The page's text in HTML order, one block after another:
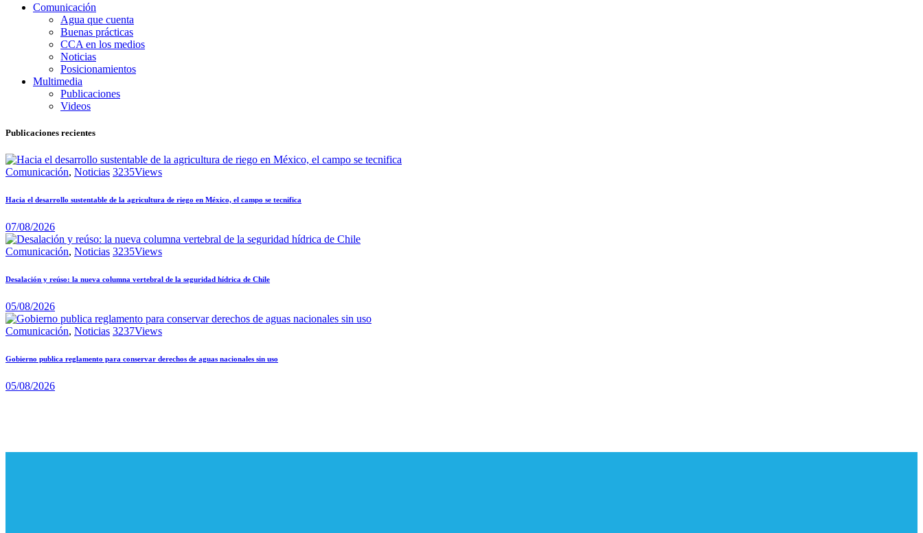
Comunicación
Agua que cuenta
Buenas prácticas
CCA en los medios
Noticias
Posicionamientos
Multimedia
Publicaciones
Videos
Publicaciones recientes
Comunicación, Noticias 3235Views
Hacia el desarrollo sustentable de la agricultura de riego en México, el campo se tecnifica
07/08/2026
Comunicación, Noticias 3235Views
Desalación y reúso: la nueva columna vertebral de la seguridad hídrica de Chile
05/08/2026
Comunicación, Noticias 3237Views
Gobierno publica reglamento para conservar derechos de aguas nacionales sin uso
05/08/2026